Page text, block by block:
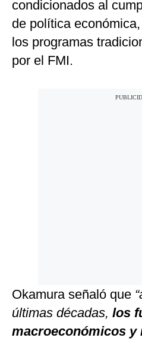
condicionados al
de política
los programas
por el FMI.
Okamura señaló que
últimas décadas, los
macroeconómicos y